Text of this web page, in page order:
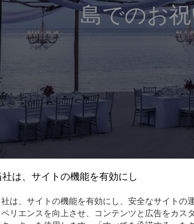
島でのお
社は、サイトの機能を有効にし
は、サイトの機能を有効にし、安全なサイトの
リエンスを向上させ、コンテンツと広告をカス